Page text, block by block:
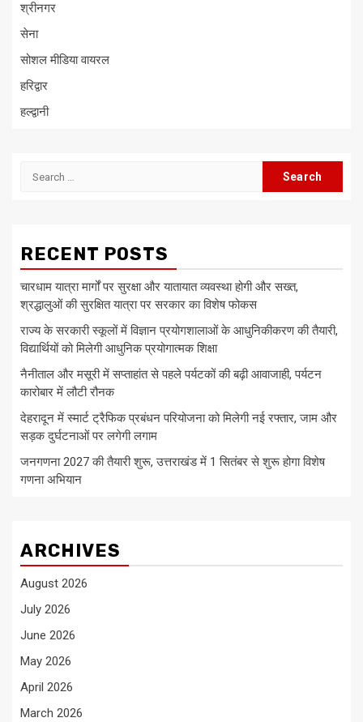
श्रीनगर
सेना
सोशल मीडिया वायरल
हरिद्वार
हल्द्वानी
Search
RECENT POSTS
चारधाम यात्रा मार्गों पर सुरक्षा और यातायात व्यवस्था होगी और सख्त,
श्रद्धालुओं की सुरक्षित यात्रा पर सरकार का विशेष फोकस
राज्य के सरकारी स्कूलों में विज्ञान प्रयोगशालाओं के आधुनिकीकरण की तैयारी,
विद्यार्थियों को मिलेगी आधुनिक प्रयोगात्मक शिक्षा
नैनीताल और मसूरी में सप्ताहांत से पहले पर्यटकों की बढ़ी आवाजाही, पर्यटन
कारोबार में लौटी रौनक
देहरादून में स्मार्ट ट्रैफिक प्रबंधन परियोजना को मिलेगी नई रफ्तार, जाम और
सड़क दुर्घटनाओं पर लगेगी लगाम
जनगणना 2027 की तैयारी शुरू, उत्तराखंड में 1 सितंबर से शुरू होगा विशेष
गणना अभियान
ARCHIVES
August 2026
July 2026
June 2026
May 2026
April 2026
March 2026